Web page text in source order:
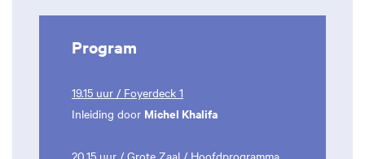
Program
19.15 uur / Foyerdeck 1
Inleiding door Michel Khalifa